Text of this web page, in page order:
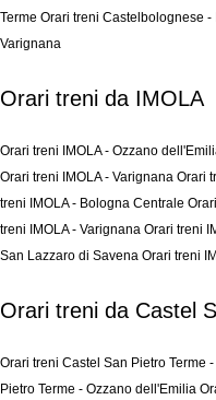
Terme Orari treni Castelbolognese -
Varignana
Orari treni da IMOLA
Orari treni IMOLA - Ozzano
Orari treni IMOLA - Varignana Orari
treni IMOLA - Bologna Centrale
treni IMOLA - Varignana Orari treni
San Lazzaro di Savena Orari treni
Orari treni da Castel
Orari treni Castel San Pietro Terme
Pietro Terme - Ozzano dell'Emilia